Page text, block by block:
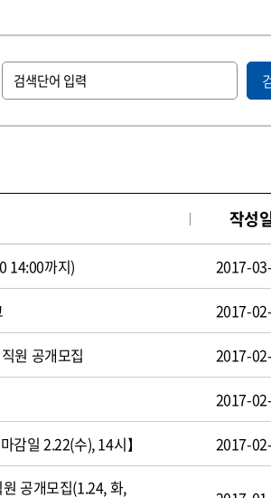
작성
14:00까지) 2017-
2017-
원 공개모집 2017-
2017-
감일 2.22(수), 14시】 2017-
공개모집(1.24, 화,